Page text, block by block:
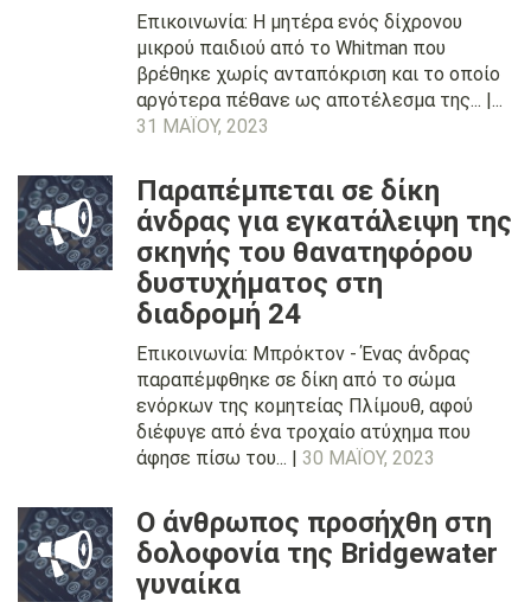
Επικοινωνία: Η μητέρα ενός δίχρονου
μικρού παιδιού από το Whitman που
βρέθηκε χωρίς ανταπόκριση και το οποίο
αργότερα πέθανε ως αποτέλεσμα της... |...
31 ΜΑΪ́ΟΥ, 2023
Παραπέμπεται σε δίκη
άνδρας για εγκατάλειψη της
σκηνής του θανατηφόρου
δυστυχήματος στη
διαδρομή 24
Επικοινωνία: Μπρόκτον - Ένας άνδρας
παραπέμφθηκε σε δίκη από το σώμα
ενόρκων της κομητείας Πλίμουθ, αφού
διέφυγε από ένα τροχαίο ατύχημα που
άφησε πίσω του... | 30 ΜΑΪ́ΟΥ, 2023
Ο άνθρωπος προσήχθη στη
δολοφονία της Bridgewater
γυναίκα